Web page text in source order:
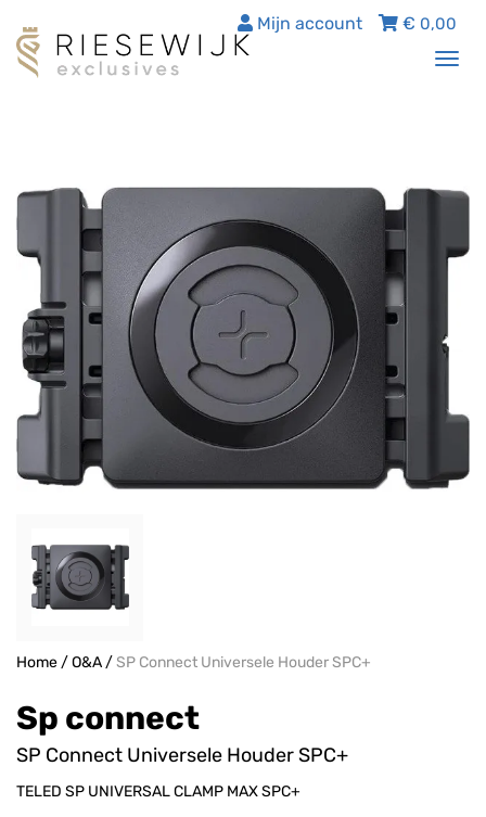
€ 0,00
Mijn account
Home/O&A/SP Connect Universele Houder SPC+
Sp connect
SP Connect Universele Houder SPC+
TELED SP UNIVERSAL CLAMP MAX SPC+